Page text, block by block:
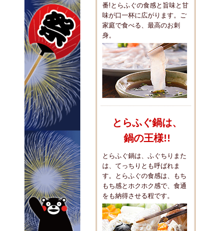
番!とらふぐの食感と旨味と甘
味が口一杯に広がります。ご
家庭で食べる、最高のお刺
身。
とらふぐ鍋は、
鍋の王様!!
とらふぐ鍋は、ふぐちりまた
は、てっちりとも呼ばれま
す。とらふぐの食感は、もち
もち感とホクホク感で、食通
をも納得させる程です。